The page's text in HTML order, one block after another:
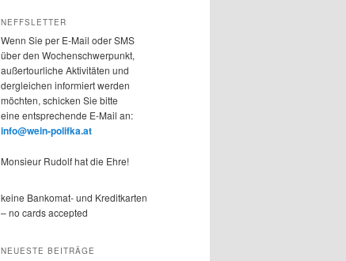
NEFFSLETTER
Wenn Sie per E-Mail oder SMS
über den Wochenschwerpunkt,
außertourliche Aktivitäten und
dergleichen informiert werden
möchten, schicken Sie bitte
eine entsprechende E-Mail an:
info@wein-polifka.at
Monsieur Rudolf hat die Ehre!
keine Bankomat- und Kreditkarten
– no cards accepted
NEUESTE BEITRÄGE